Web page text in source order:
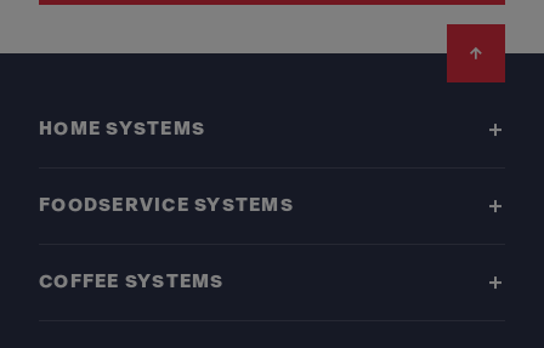
HOME SYSTEMS
FOODSERVICE SYSTEMS
COFFEE SYSTEMS